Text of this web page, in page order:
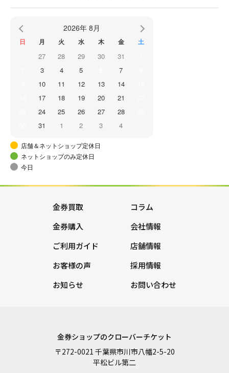
2026年 8月
日 月 火 水 木 金 土
27 28 29 30 31
3 4 5 7
10 11 12 13 14
17 18 19 20 21
24 25 26 27 28
31 1 2 3 4
店舗＆ネットショップ定休日
ネットショップのみ定休日
今日
金券買取
金券購入
ご利用ガイド
お客様の声
お知らせ
コラム
会社情報
店舗情報
採用情報
お問い合わせ
金券ショップのクローバーチケット
〒272-0021 千葉県市川市八幡2-5-20
平松ビル第二